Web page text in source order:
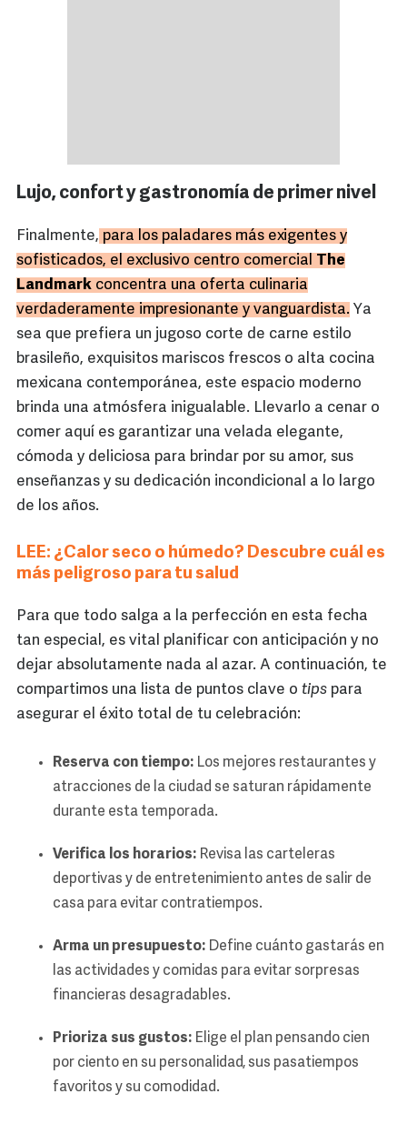
Lujo, confort y gastronomía de primer nivel
Finalmente, para los paladares más exigentes y
sofisticados, el exclusivo centro comercial The
Landmark concentra una oferta culinaria
verdaderamente impresionante y vanguardista. Ya
sea que prefiera un jugoso corte de carne estilo
brasileño, exquisitos mariscos frescos o alta cocina
mexicana contemporánea, este espacio moderno
brinda una atmósfera inigualable. Llevarlo a cenar o
comer aquí es garantizar una velada elegante,
cómoda y deliciosa para brindar por su amor, sus
enseñanzas y su dedicación incondicional a lo largo
de los años.
LEE: ¿Calor seco o húmedo? Descubre cuál es
más peligroso para tu salud
Para que todo salga a la perfección en esta fecha
tan especial, es vital planificar con anticipación y no
dejar absolutamente nada al azar. A continuación, te
compartimos una lista de puntos clave o tips para
asegurar el éxito total de tu celebración:
Reserva con tiempo: Los mejores restaurantes y
atracciones de la ciudad se saturan rápidamente
durante esta temporada.
Verifica los horarios: Revisa las carteleras
deportivas y de entretenimiento antes de salir de
casa para evitar contratiempos.
Arma un presupuesto: Define cuánto gastarás en
las actividades y comidas para evitar sorpresas
financieras desagradables.
Prioriza sus gustos: Elige el plan pensando cien
por ciento en su personalidad, sus pasatiempos
favoritos y su comodidad.